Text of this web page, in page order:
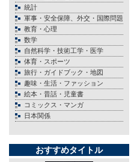
統計
軍事・安全保障、外交・国際問題
教育・心理
数学
自然科学・技術工学・医学
体育・スポーツ
旅行・ガイドブック・地図
趣味・生活・ファッション
絵本・昔話・児童書
コミックス・マンガ
日本関係
おすすめタイトル